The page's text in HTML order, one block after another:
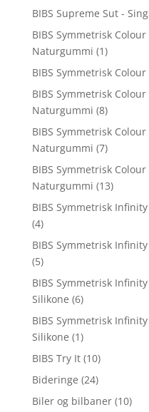
BIBS Supreme Sut -
BIBS Symmetrisk
Naturgummi (1)
BIBS Symmetrisk
BIBS Symmetrisk
Naturgummi (8)
BIBS Symmetrisk
Naturgummi (7)
BIBS Symmetrisk
Naturgummi (13)
BIBS Symmetrisk
(4)
BIBS Symmetrisk
(5)
BIBS Symmetrisk
Silikone (6)
BIBS Symmetrisk
Silikone (1)
BIBS Try It (10)
Bideringe (24)
Biler og bilbaner (10)